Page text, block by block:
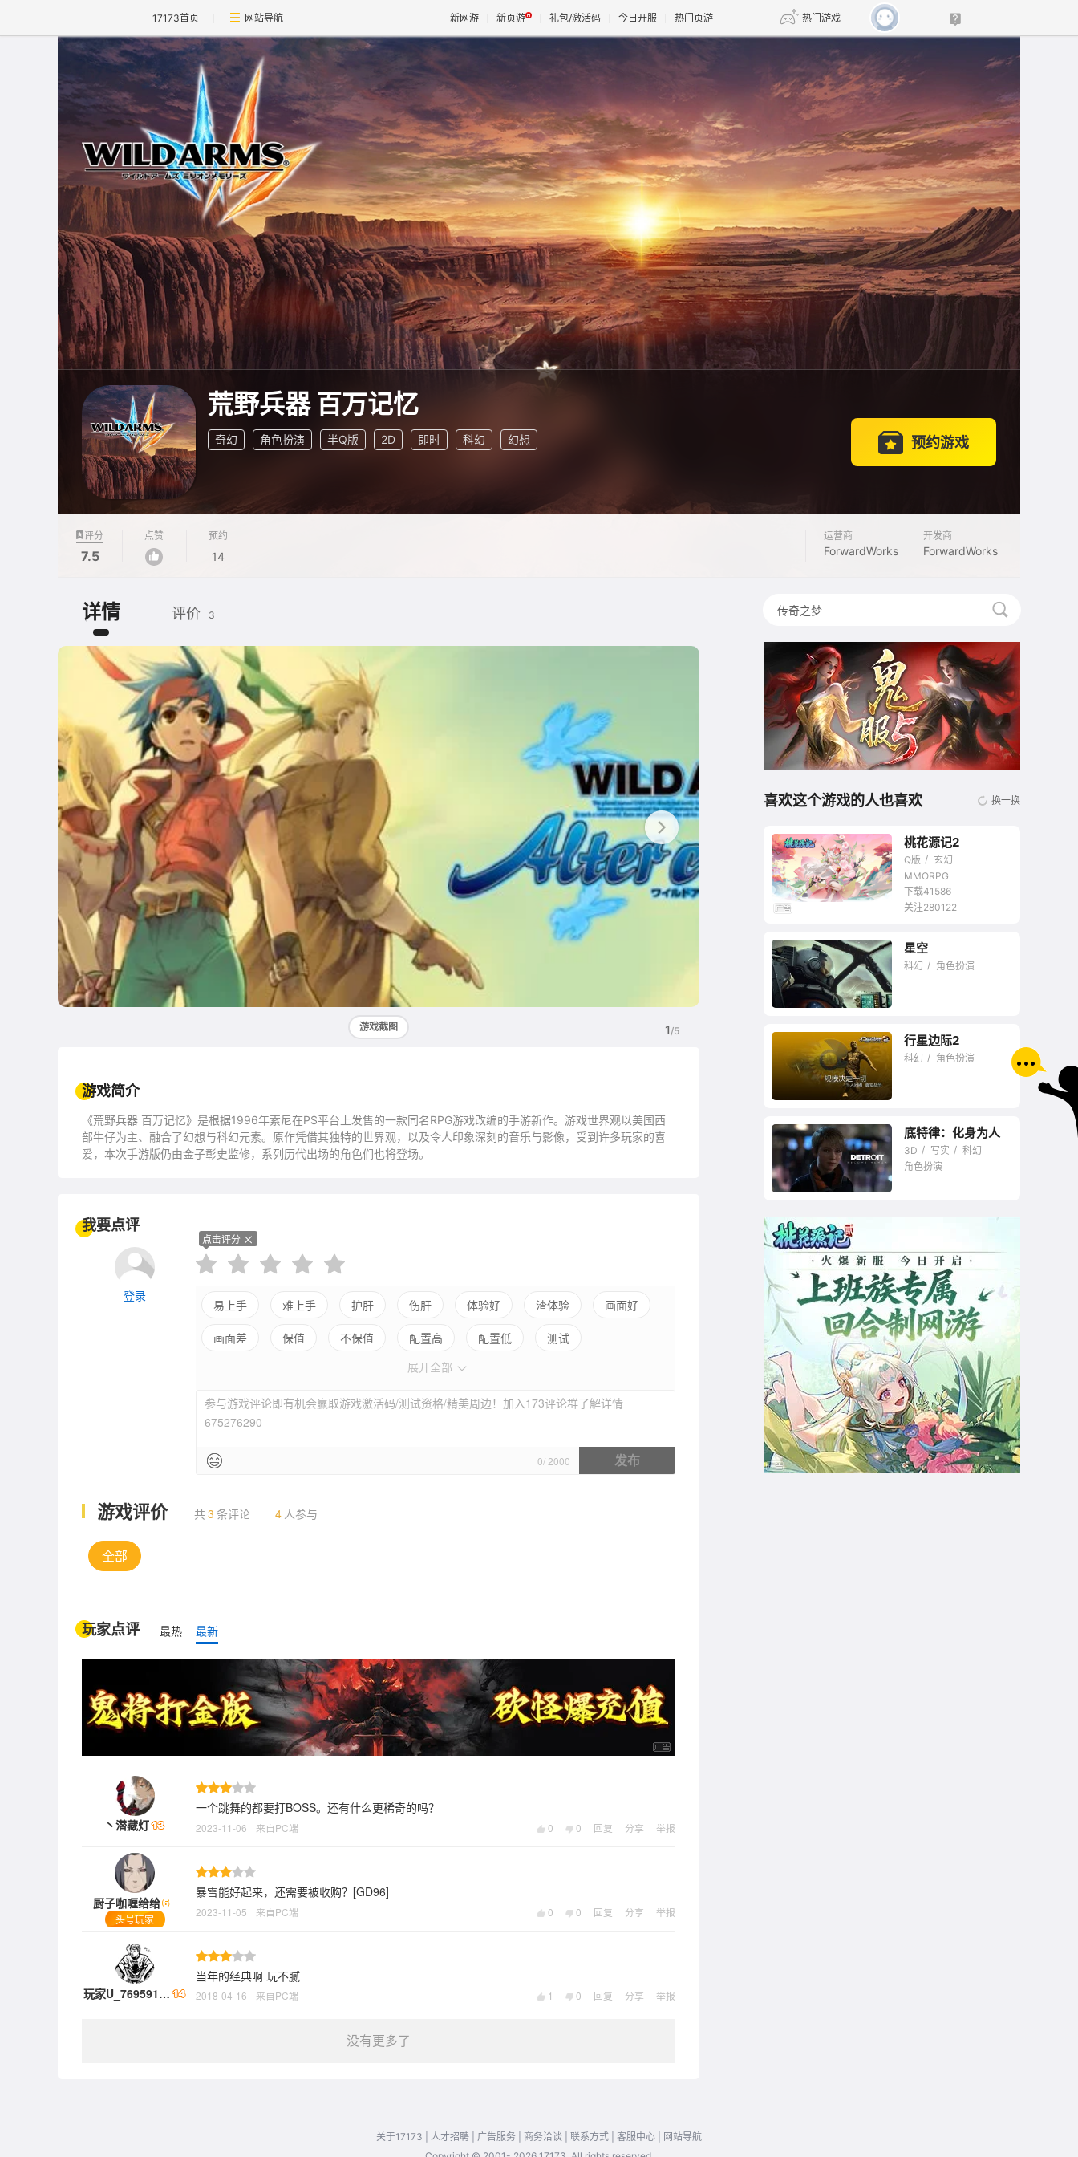
17173首页 网站导航 新网游 新页游 礼包/激活码 今日开服 热门页游 热门游戏
传奇4
天堂 剑网3旗舰版 新天龙八部
王权与自由 诛仙世界 新仙侠5
荒野兵器 百万记忆
奇幻 角色扮演 半Q版 2D 即时 科幻 幻想 预约游戏
评分
7.5
点赞 预约
14
运营商
ForwardWorks
开发商
ForwardWorks
详情 评价 3
1/5
游戏截图
游戏简介
《荒野兵器 百万记忆》是根据1996年索尼在PS平台上发售的一款同名RPG游戏改编的手游新作。游戏世界观以美国西
部牛仔为主、融合了幻想与科幻元素。原作凭借其独特的世界观，以及令人印象深刻的音乐与影像，受到许多玩家的喜
爱，本次手游版仍由金子彰史监修，系列历代出场的角色们也将登场。
我要点评
登录
点击评分
易上手 难上手 护肝 伤肝 体验好 渣体验 画面好
画面差 保值 不保值 配置高 配置低
测试
展开全部
参与游戏评论即有机会赢取游戏激活码/测试资格/精美周边！加入173评论群了解详情
675276290
0/ 2000 发布
游戏评价 共3 条评论 4 人参与
全部
玩家点评 最热 最新
丶潜藏灯
一个跳舞的都要打BOSS。还有什么更稀奇的吗？
2023-11-06 来自PC端 0 0 回复 分享 举报
厨子咖喱给给
头号玩家
暴雪能好起来，还需要被收购？[GD96]
2023-11-05 来自PC端 0 0 回复 分享 举报
玩家U_769591…
当年的经典啊 玩不腻
2018-04-16 来自PC端 1 0 回复 分享 举报
没有更多了
喜欢这个游戏的人也喜欢 换一换
网游
桃花源记2
Q版
玄幻
MMORPG
下载41586
关注280122
B社交出了2023年度
游戏的答案
星空
科幻 角色扮演
行星边际2
科幻 角色扮演
开启电影化叙事的新
时代
底特律：化身为人
3D 写实
科幻
角色扮演
关于17173 人才招聘 广告服务 商务洽谈 联系方式 客服中心
网站导航